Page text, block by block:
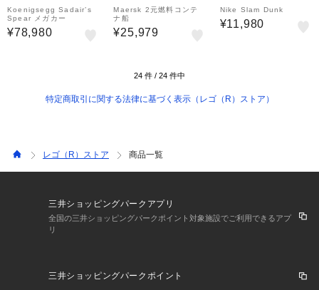
Koenigsegg Sadair’s
Spear メガカー
¥78,980
Maersk 2元燃料コンテ
ナ船
¥25,979
Nike Slam Dunk
¥11,980
24 件 / 24 件中
特定商取引に関する法律に基づく表示（レゴ（R）ストア）
レゴ（R）ストア 商品一覧
三井ショッピングパークアプリ
全国の三井ショッピングパークポイント対象施設でご利用できるアプ
リ
三井ショッピングパークポイント